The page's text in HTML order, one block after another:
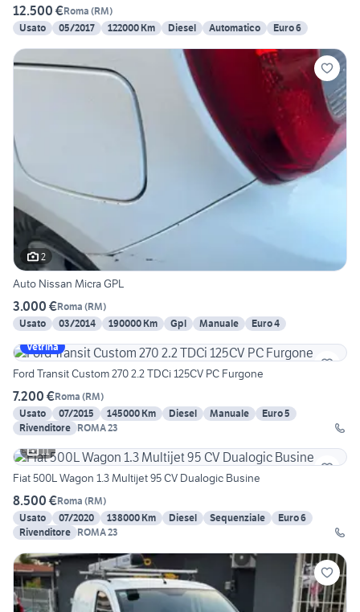
12.500 €Roma (RM)
Usato
05/2017 122000 Km Diesel Automatico Euro 6
2
Auto Nissan Micra GPL
3.000 €Roma (RM)
Usato
03/2014 190000 Km Gpl Manuale
Euro 4
Vetrina
Ford Transit Custom 270 2.2 TDCi 125CV PC Furgone
7.200 €Roma (RM)
Usato
07/2015 145000 Km Diesel Manuale
Euro 5
Rivenditore ROMA 23
11
Fiat 500L Wagon 1.3 Multijet 95 CV Dualogic Busine
8.500 €Roma (RM)
Usato
07/2020 138000 Km Diesel Sequenziale
Euro 6
Rivenditore ROMA 23